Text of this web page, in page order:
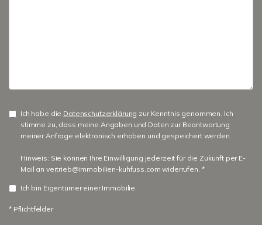
Ich habe die Datenschutzerklärung zur Kenntnis genommen. Ich
stimme zu, dass meine Angaben und Daten zur Beantwortung
meiner Anfrage elektronisch erhoben und gespeichert werden.
Hinweis: Sie können Ihre Einwilligung jederzeit für die Zukunft per E-
Mail an vertrieb@immobilien-kuhfuss.com widerrufen. *
Ich bin Eigentümer einer Immobilie.
* Pflichtfelder